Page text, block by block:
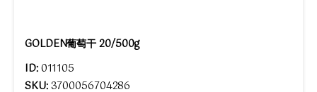
GOLDEN葡萄干 20/500g
ID:011105
SKU:3700056704286